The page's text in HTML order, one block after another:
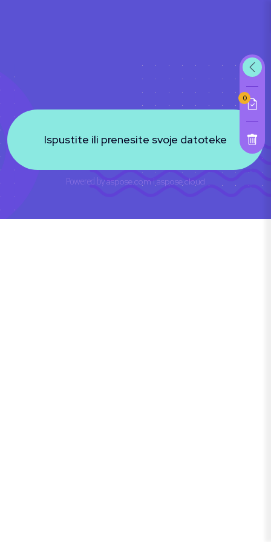
0
Ispustite ili prenesite svoje datoteke
Powered byaspose.com i aspose.cloud